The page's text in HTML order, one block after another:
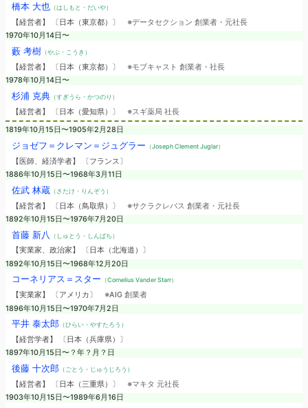
橋本 大也（はしもと・だいや）
【経営者】 〔日本（東京都）〕 ※データセクション 創業者・元社長
1970年10月14日〜
藪 考樹（やぶ・こうき）
【経営者】 〔日本（東京都）〕 ※モブキャスト 創業者・社長
1978年10月14日〜
杉浦 克典（すぎうら・かつのり）
【経営者】 〔日本（愛知県）〕 ※スギ薬局 社長
1819年10月15日〜1905年2月28日
ジョゼフ＝クレマン＝ジュグラー （Joseph Clement Juglar）
【医師、経済学者】 〔フランス〕
1886年10月15日〜1968年3月11日
佐武 林蔵（さたけ・りんぞう）
【経営者】 〔日本（鳥取県）〕 ※サクラクレパス 創業者・元社長
1892年10月15日〜1976年7月20日
首藤 新八 （しゅとう・しんぱち）
【実業家、政治家】 〔日本（北海道）〕
1892年10月15日〜1968年12月20日
コーネリアス＝スター （Cornelius Vander Starr）
【実業家】 〔アメリカ〕 ※AIG 創業者
1896年10月15日〜1970年7月2日
平井 泰太郎（ひらい・やすたろう）
【経営学者】 〔日本（兵庫県）〕
1897年10月15日〜？年？月？日
後藤 十次郎（ごとう・じゅうじろう）
【経営者】 〔日本（三重県）〕 ※マキタ 元社長
1903年10月15日〜1989年6月16日